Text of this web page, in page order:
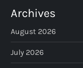
s
p
a
Archives
August 2026
July 2026